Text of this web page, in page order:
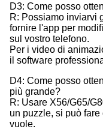
D3: Come posso
R: Possiamo inviarvi
fornire l'app per
sul vostro telefono.
Per i video di
il software
D4: Come posso
più grande?
R: Usare X56/G65/
un puzzle, si può
vuole.